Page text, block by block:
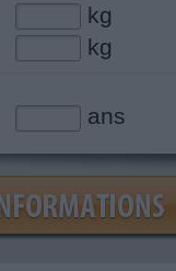
kg
kg
ans